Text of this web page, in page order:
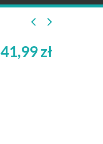
41,99zł